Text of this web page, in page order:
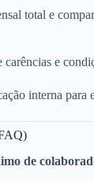
total e
e
interna para
de